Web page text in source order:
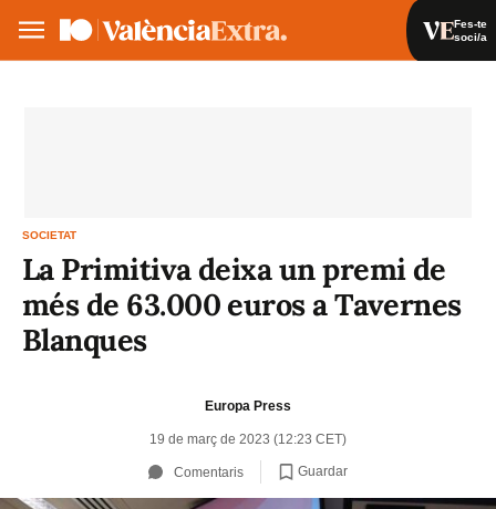
Fes-te
soci/a
SOCIETAT
La Primitiva deixa un premi de
més de 63.000 euros a Tavernes
Blanques
Europa Press
19 de març de 2023 (12:23 CET)
Comentaris Guardar